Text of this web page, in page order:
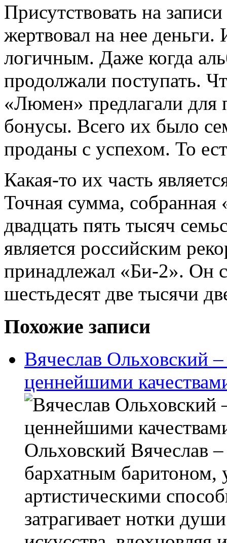
Присутствовать на
жертвовал на нее деньги.
логичным. Даже когда
продолжали поступать.
«Люмен» предлагали для
бонусы. Всего их было
проданы с успехом. То
Какая-то их часть
Точная сумма,
двадцать пять тысяч
является российским
принадлежал «Би-2». Он
шестьдесят две тысячи
Похожие записи
Вячеслав Ольховский
ценнейшими
Ольховский Вячеслав
бархатным баритоном,
артистическими
затрагивает нотки